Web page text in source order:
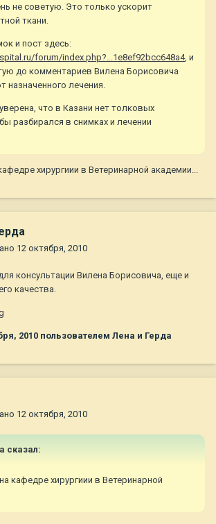
не советую. Это только ускорит
ткани.
и пост здесь:
forum/index.php?...1e8ef92bcc648a4, и
до комментариев Вилена Борисовича
назначенного лечения.
что в Казани нет толковых
разбирался в снимках и лечении
хирургиии в Ветеринарной академии...
12 октября, 2010
консультации Вилена Борисовича, еще и
качества.
2010 пользователем Лена и Герда
12 октября, 2010
сказал:
кафедре хирургиии в Ветеринарной